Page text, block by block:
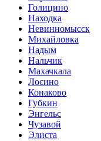
Голицино
Находка
Невинномысск
Михайловка
Надым
Нальчик
Махачкала
Лосино
Конаково
Губкин
Энгельс
Чузавой
Элиста